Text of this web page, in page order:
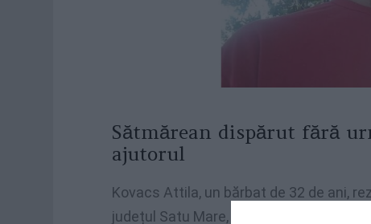
Sătmărean dispărut fără
ajutorul
Kovacs Attila, un bărbat de 32 de ani,
județul Satu Mare, localitatea Tarna